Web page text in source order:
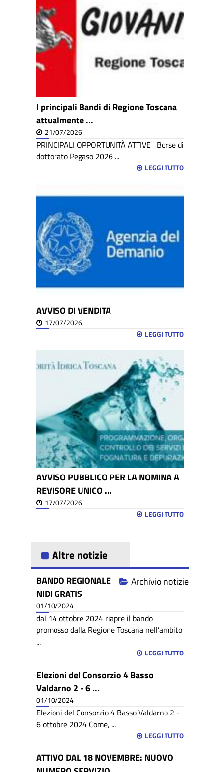
I principali Bandi di Regione Toscana
attualmente ...
21/07/2026
PRINCIPALI OPPORTUNITÀ ATTIVE Borse di
dottorato Pegaso 2026 ...
LEGGI TUTTO
AVVISO DI VENDITA
17/07/2026
LEGGI TUTTO
AVVISO PUBBLICO PER LA NOMINA A
REVISORE UNICO ...
17/07/2026
LEGGI TUTTO
Altre notizie
Archivio notizie
BANDO REGIONALE
NIDI GRATIS
01/10/2024
dal 14 ottobre 2024 riapre il bando
promosso dalla Regione Toscana nell’ambito
...
LEGGI TUTTO
Elezioni del Consorzio 4 Basso
Valdarno 2 - 6 ...
01/10/2024
Elezioni del Consorzio 4 Basso Valdarno 2 -
6 ottobre 2024 Come, ...
LEGGI TUTTO
ATTIVO DAL 18 NOVEMBRE: NUOVO